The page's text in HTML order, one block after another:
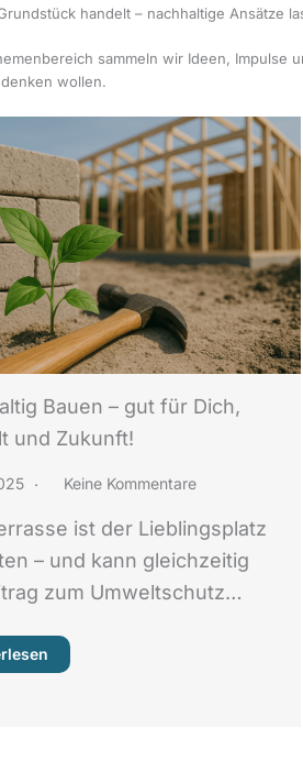
handelt – nachhaltige Ansätze
sammeln wir Ideen,
wollen.
Bauen – gut für Dich,
und Zukunft!
Keine Kommentare
ist der Lieblingsplatz
– und kann gleichzeitig
zum Umweltschutz…